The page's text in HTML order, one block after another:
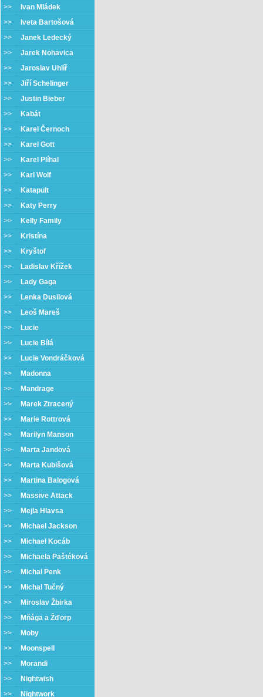
>>
Ivan Mládek
>>
Iveta Bartošová
>> Janek Ledecký
>> Jarek Nohavica
>> Jaroslav Uhlíř
>> Jiří Schelinger
>> Justin Bieber
>>
Kabát
>>
Karel Černoch
>>
Karel Gott
>>
Karel Plíhal
>>
Karl Wolf
>>
Katapult
>>
Katy Perry
>>
Kelly Family
>>
Kristína
>>
Kryštof
>>
Ladislav Křížek
>>
Lady Gaga
>>
Lenka Dusilová
>>
Leoš Mareš
>>
Lucie
>>
Lucie Bílá
>>
Lucie Vondráčková
>>
Madonna
>>
Mandrage
>>
Marek Ztracený
>>
Marie Rottrová
>>
Marilyn Manson
>>
Marta Jandová
>>
Marta Kubišová
>>
Martina Balogová
>>
Massive Attack
>>
Mejla Hlavsa
>>
Michael Jackson
>>
Michael Kocáb
>>
Michaela Paštéková
>>
Michal Penk
>>
Michal Tučný
>>
Miroslav Žbirka
>>
Mňága a Žďorp
>>
Moby
>>
Moonspell
>>
Morandi
>>
Nightwish
>>
Nightwork